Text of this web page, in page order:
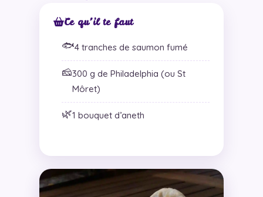
Ce qu’il te faut
🐟4 tranches de saumon fumé
🧀300 g de Philadelphia (ou St
Môret)
🌿1 bouquet d’aneth